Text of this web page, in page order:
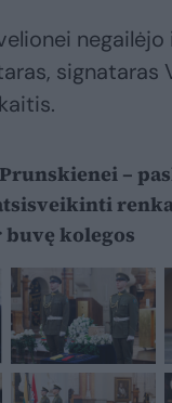
negailėjo
signataras
–
kolegos